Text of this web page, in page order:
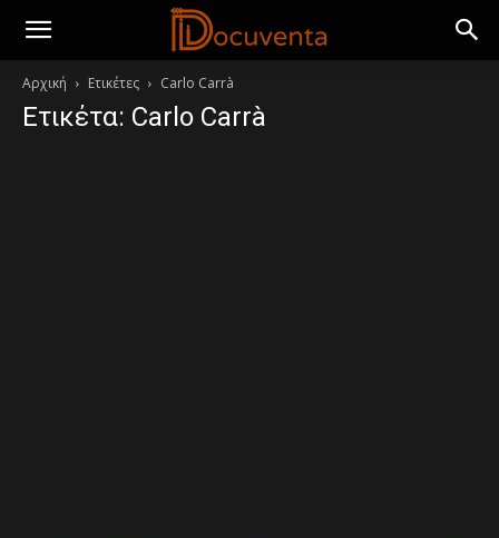
Αρχική Ετικέτες Carlo Carrà
Ετικέτα: Carlo Carrà